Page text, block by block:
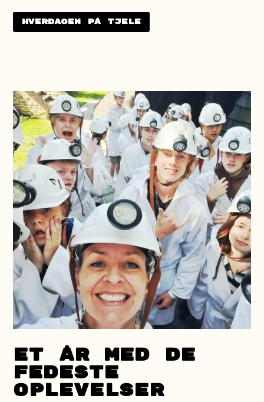
Hverdagen på Tjele
ET ÅR MED DE
FEDESTE
OPLEVELSER